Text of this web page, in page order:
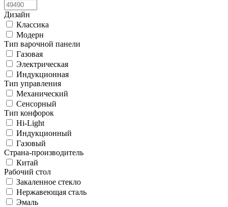
Дизайн
Классика
Модерн
Тип варочной панели
Газовая
Электрическая
Индукционная
Тип управления
Механический
Сенсорный
Тип конфорок
Hi-Light
Индукционный
Газовый
Страна-производитель
Китай
Рабочий стол
Закаленное стекло
Нержавеющая сталь
Эмаль